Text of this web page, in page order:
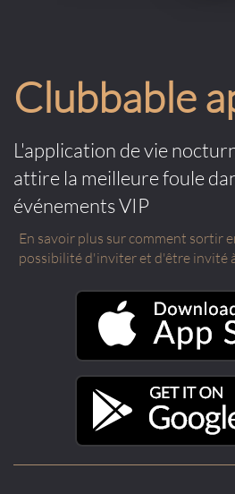
Clubbable
L'application de vie
attire la meilleure foule
événements VIP
En savoir plus sur comment sortir
possibilité d'inviter et d'être invité